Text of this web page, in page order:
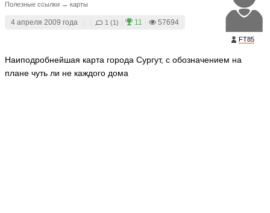
FT85
Полезные ссылки → карты
4 апреля 2009 года 1 (1) 11 57694
Наиподробнейшая карта города Сургут, с обозначением на
плане чуть ли не каждого дома